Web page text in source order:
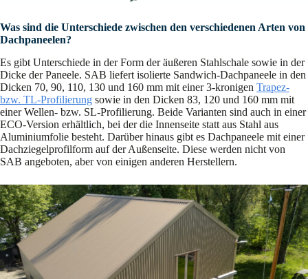
Was sind die Unterschiede zwischen den verschiedenen Arten von
Dachpaneelen?
Es gibt Unterschiede in der Form der äußeren Stahlschale sowie in der
Dicke der Paneele. SAB liefert isolierte Sandwich-Dachpaneele in den
Dicken 70, 90, 110, 130 und 160 mm mit einer 3-kronigen Trapez-
bzw. TL-Profilierung sowie in den Dicken 83, 120 und 160 mm mit
einer Wellen- bzw. SL-Profilierung. Beide Varianten sind auch in einer
ECO-Version erhältlich, bei der die Innenseite statt aus Stahl aus
Aluminiumfolie besteht. Darüber hinaus gibt es Dachpaneele mit einer
Dachziegelprofilform auf der Außenseite. Diese werden nicht von
SAB angeboten, aber von einigen anderen Herstellern.